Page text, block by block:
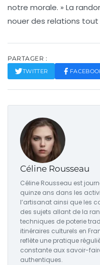
notre morale. » La
nouer des relations
PARTAGER :
TWITTER
Céline Rousseau
Céline Rousseau est
quinze ans dans les
l’artisanat ainsi que les
des sujets allant de la
techniques de poterie
itinéraires culturels en
reflète une pratique
constante aux savoir-
authentiques.